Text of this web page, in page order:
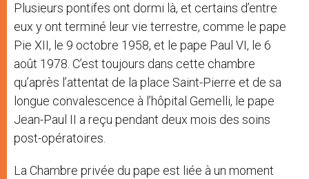
Plusieurs pontifes ont dormi là, et certains d’entre
eux y ont terminé leur vie terrestre, comme le pape
Pie XII, le 9 octobre 1958, et le pape Paul VI, le 6
août 1978. C’est toujours dans cette chambre
qu’après l’attentat de la place Saint-Pierre et de sa
longue convalescence à l’hôpital Gemelli, le pape
Jean-Paul II a reçu pendant deux mois des soins
post-opératoires.
La Chambre privée du pape est liée à un moment